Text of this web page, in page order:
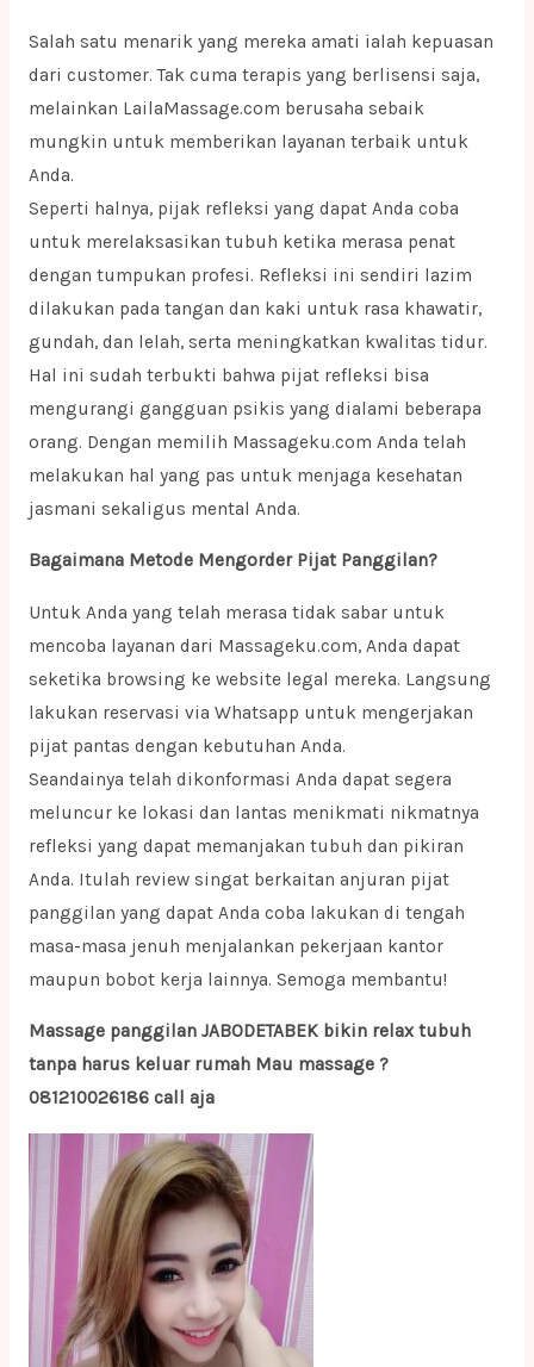
Salah satu menarik yang mereka amati ialah kepuasan
dari customer. Tak cuma terapis yang berlisensi saja,
melainkan LailaMassage.com berusaha sebaik
mungkin untuk memberikan layanan terbaik untuk
Anda.
Seperti halnya, pijak refleksi yang dapat Anda coba
untuk merelaksasikan tubuh ketika merasa penat
dengan tumpukan profesi. Refleksi ini sendiri lazim
dilakukan pada tangan dan kaki untuk rasa khawatir,
gundah, dan lelah, serta meningkatkan kwalitas tidur.
Hal ini sudah terbukti bahwa pijat refleksi bisa
mengurangi gangguan psikis yang dialami beberapa
orang. Dengan memilih Massageku.com Anda telah
melakukan hal yang pas untuk menjaga kesehatan
jasmani sekaligus mental Anda.
Bagaimana Metode Mengorder Pijat Panggilan?
Untuk Anda yang telah merasa tidak sabar untuk
mencoba layanan dari Massageku.com, Anda dapat
seketika browsing ke website legal mereka. Langsung
lakukan reservasi via Whatsapp untuk mengerjakan
pijat pantas dengan kebutuhan Anda.
Seandainya telah dikonformasi Anda dapat segera
meluncur ke lokasi dan lantas menikmati nikmatnya
refleksi yang dapat memanjakan tubuh dan pikiran
Anda. Itulah review singat berkaitan anjuran pijat
panggilan yang dapat Anda coba lakukan di tengah
masa-masa jenuh menjalankan pekerjaan kantor
maupun bobot kerja lainnya. Semoga membantu!
Massage panggilan JABODETABEK bikin relax tubuh
tanpa harus keluar rumah Mau massage ?
081210026186 call aja